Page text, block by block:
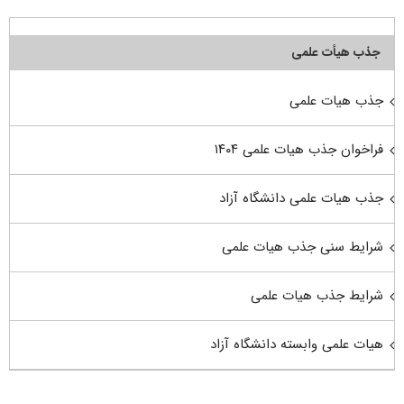
جذب هیأت علمی
جذب هیات علمی
فراخوان جذب هیات علمی ۱۴۰۴
جذب هیات علمی دانشگاه آزاد
شرایط سنی جذب هیات علمی
شرایط جذب هیات علمی
هیات علمی وابسته دانشگاه آزاد